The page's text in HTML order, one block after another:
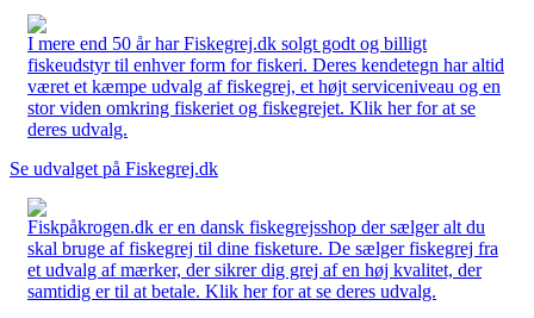
I mere end 50 år har Fiskegrej.dk solgt godt og billigt
fiskeudstyr til enhver form for fiskeri. Deres kendetegn har altid
været et kæmpe udvalg af fiskegrej, et højt serviceniveau og en
stor viden omkring fiskeriet og fiskegrejet. Klik her for at se
deres udvalg.
Se udvalget på Fiskegrej.dk
Fiskpåkrogen.dk er en dansk fiskegrejsshop der sælger alt du
skal bruge af fiskegrej til dine fisketure. De sælger fiskegrej fra
et udvalg af mærker, der sikrer dig grej af en høj kvalitet, der
samtidig er til at betale. Klik her for at se deres udvalg.